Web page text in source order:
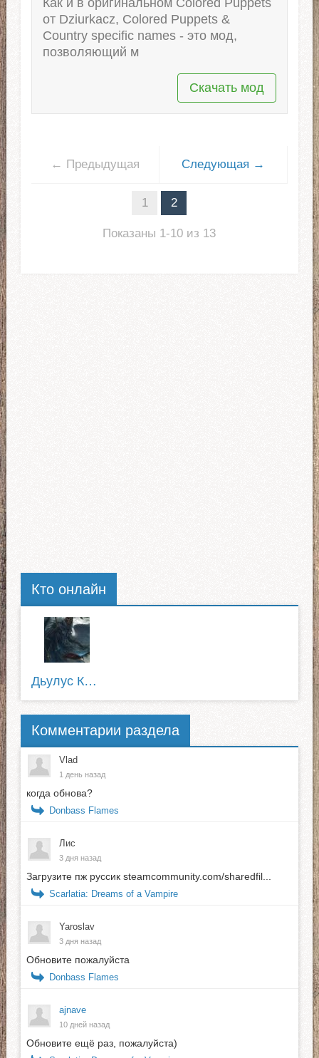
от Dziurkacz, Colored Puppets &
Country specific names - это мод,
позволяющий м
Скачать мод
← Предыдущая Следующая →
1 2
Показаны 1-10 из 13
Кто онлайн
Дьулус Катанов
Комментарии раздела
Vlad
1 день назад
когда обнова?
Donbass Flames
Лис
3 дня назад
Загрузите пж руссик steamcommunity.com/sharedfil...
Scarlatia: Dreams of a Vampire
Yaroslav
3 дня назад
Обновите пожалуйста
Donbass Flames
ajnave
10 дней назад
Обновите ещё раз, пожалуйста)